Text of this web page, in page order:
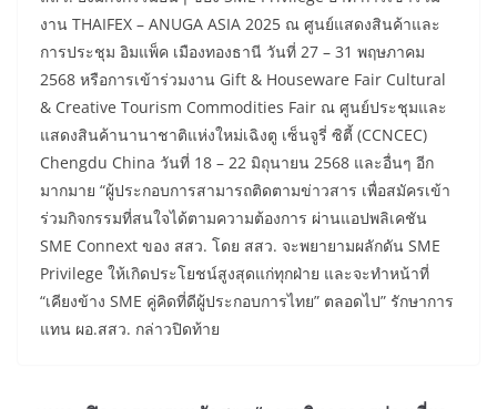
งาน THAIFEX – ANUGA ASIA 2025 ณ ศูนย์แสดงสินค้าและ
การประชุม อิมแพ็ค เมืองทองธานี วันที่ 27 – 31 พฤษภาคม
2568 หรือการเข้าร่วมงาน Gift & Houseware Fair Cultural
& Creative Tourism Commodities Fair ณ ศูนย์ประชุมและ
แสดงสินค้านานาชาติแห่งใหม่เฉิงตู เซ็นจูรี่ ซิตี้ (CCNCEC)
Chengdu China วันที่ 18 – 22 มิถุนายน 2568 และอื่นๆ อีก
มากมาย “ผู้ประกอบการสามารถติดตามข่าวสาร เพื่อสมัครเข้า
ร่วมกิจกรรมที่สนใจได้ตามความต้องการ ผ่านแอปพลิเคชัน
SME Connext ของ สสว. โดย สสว. จะพยายามผลักดัน SME
Privilege ให้เกิดประโยชน์สูงสุดแก่ทุกฝ่าย และจะทำหน้าที่
“เคียงข้าง SME คู่คิดที่ดีผู้ประกอบการไทย” ตลอดไป” รักษาการ
แทน ผอ.สสว. กล่าวปิดท้าย